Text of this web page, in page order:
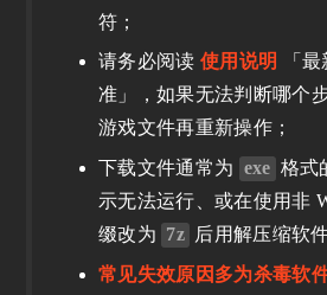
符；
请务必阅读 使用说明
「
准」，如果无法判断哪个
游戏文件再重新操作；
下载文件通常为 exe 格式
示无法运行、或在使用非
缀改为 7z 后用解压缩软
常见失效原因多为杀毒软